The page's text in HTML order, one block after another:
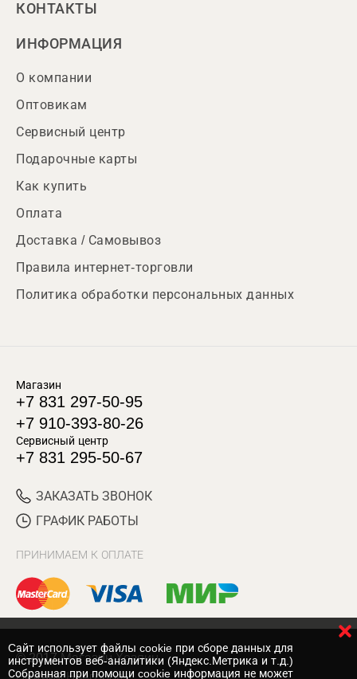
КОНТАКТЫ
ИНФОРМАЦИЯ
О компании
Оптовикам
Сервисный центр
Подарочные карты
Как купить
Оплата
Доставка / Самовывоз
Правила интернет-торговли
Политика обработки персональных данных
Магазин
+7 831 297-50-95
+7 910-393-80-26
Сервисный центр
+7 831 295-50-67
ЗАКАЗАТЬ ЗВОНОК
ГРАФИК РАБОТЫ
ПРИНИМАЕМ К ОПЛАТЕ
© 2017 Магазин Хозяин
Cайт использует файлы cookie при сборе данных для
инструментов веб-аналитики (Яндекс.Метрика и т.д.)
Собранная при помощи cookie информация не может